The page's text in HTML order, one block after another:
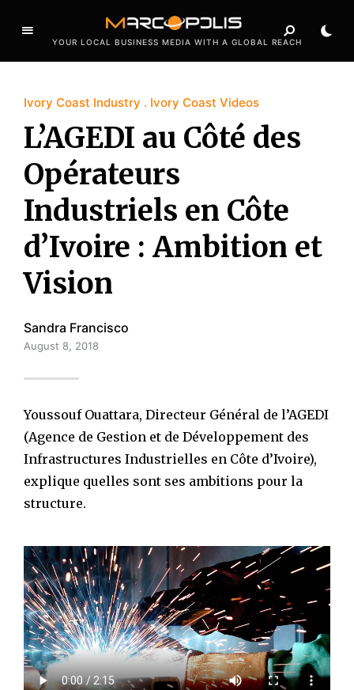
YOUR LOCAL BUSINESS MEDIA WITH A GLOBAL REACH
Ivory Coast Industry Ivory Coast Videos
L’AGEDI au Côté des
Opérateurs
Industriels en Côte
d’Ivoire : Ambition et
Vision
Sandra Francisco
August 8, 2018
Youssouf Ouattara, Directeur Général de l’AGEDI
(Agence de Gestion et de Développement des
Infrastructures Industrielles en Côte d’Ivoire),
explique quelles sont ses ambitions pour la
structure.